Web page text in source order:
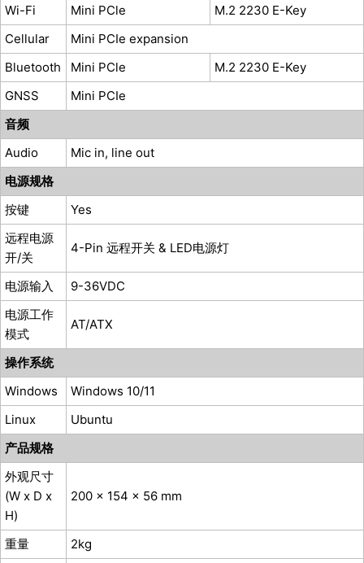
Wi-Fi Mini PCle
M.2 2230 E-Key
Cellular
Mini PCIe expansion
Bluetooth
Mini PCle
M.2 2230 E-Key
GNSS
Mini PCIe
音频
Audio
Mic in, line out
电源规格
按键
Yes
远程电源
开/关
4-Pin 远程开关 & LED电源灯
电源输入
9-36VDC
电源工作
模式
AT/ATX
操作系统
Windows
Windows 10/11
Linux
Ubuntu
产品规格
外观尺寸
(W x D x
H)
200 x 154 x 56 mm
重量
2kg